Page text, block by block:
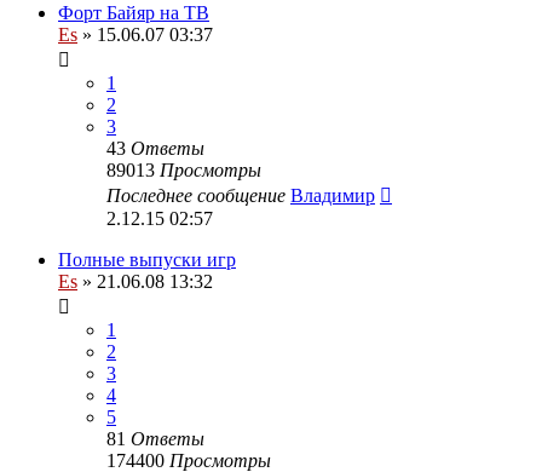
Форт Байяр на ТВ
Es » 15.06.07 03:37
1
2
3
43 Ответы
89013 Просмотры
Последнее сообщение Владимир
2.12.15 02:57
Полные выпуски игр
Es » 21.06.08 13:32
1
2
3
4
5
81 Ответы
174400 Просмотры